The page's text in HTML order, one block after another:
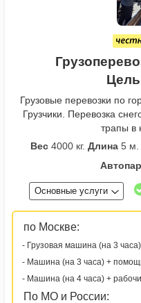
Грузовые перевозки по
Грузчики. Перевозка
трапы в
Вес 4000 кг. Длина 5 м.
Основные услуги
по Москве:
- Грузовая машина (на 3 часа)
- Машина (на 3 часа) +
- Машина (на 4 часа) +
По МО и России: